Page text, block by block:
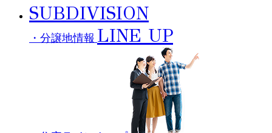
SUBDIVISION
・分譲地情報 LINE UP